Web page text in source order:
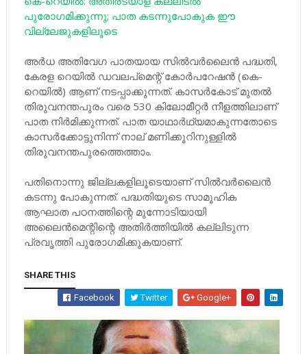
പുരോഗമിക്കുന്നു; പാത കടന്നുപോകുക ഈ
വില്ലേജുകളിലൂടെ
അര്‍ധ അതിവേഗ പാതയായ സില്‍വര്‍ലൈന്‍ പദ്ധതി,
കേരള റെയില്‍ ഡവലപ്‌മെന്റ് കോര്‍പറേഷന്‍ (കെ-
റെയില്‍) ആണ് നടപ്പാക്കുന്നത്. കാസര്‍കോട് മുതല്‍
തിരുവനന്തപുരം വരെ 530 കിലോമീറ്റര്‍ നീളത്തിലാണ്
പാത നിര്‍മിക്കുന്നത്. പാത യാഥാര്‍ഥ്യമാകുന്നതോടെ
കാസര്‍ക്കോട്ടുനിന്ന് നാല് മണിക്കൂറിനുള്ളില്‍
തിരുവനന്തപുരത്തെത്താം.
പതിനൊന്നു ജില്ലകളിലൂടെയാണ് സില്‍വര്‍ലൈന്‍
കടന്നു പോകുന്നത്. പദ്ധതിയുടെ സാമൂഹിക
ആഘാത പഠനത്തിന്റെ മുന്നോടിയായി
അലൈന്‍മെന്റിന്റെ അതിര്‍ത്തിയില്‍ കല്ലിടുന്ന
പ്രവൃത്തി പുരോഗമിക്കുകയാണ്.
SHARE THIS
Facebook Twitter Google+